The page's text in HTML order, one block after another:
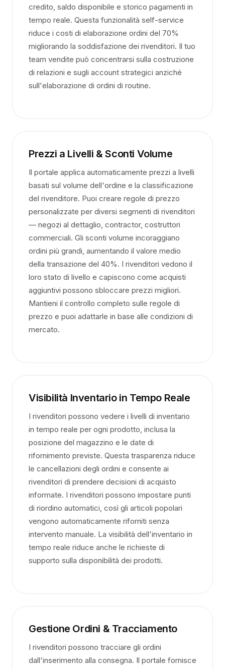
credito, saldo disponibile e storico pagamenti in
tempo reale. Questa funzionalità self-service
riduce i costi di elaborazione ordini del 70%
migliorando la soddisfazione dei rivenditori. Il tuo
team vendite può concentrarsi sulla costruzione
di relazioni e sugli account strategici anziché
sull'elaborazione di ordini di routine.
Prezzi a Livelli & Sconti Volume
Il portale applica automaticamente prezzi a livelli
basati sul volume dell'ordine e la classificazione
del rivenditore. Puoi creare regole di prezzo
personalizzate per diversi segmenti di rivenditori
— negozi al dettaglio, contractor, costruttori
commerciali. Gli sconti volume incoraggiano
ordini più grandi, aumentando il valore medio
della transazione del 40%. I rivenditori vedono il
loro stato di livello e capiscono come acquisti
aggiuntivi possono sbloccare prezzi migliori.
Mantieni il controllo completo sulle regole di
prezzo e puoi adattarle in base alle condizioni di
mercato.
Visibilità Inventario in Tempo Reale
I rivenditori possono vedere i livelli di inventario
in tempo reale per ogni prodotto, inclusa la
posizione del magazzino e le date di
rifornimento previste. Questa trasparenza riduce
le cancellazioni degli ordini e consente ai
rivenditori di prendere decisioni di acquisto
informate. I rivenditori possono impostare punti
di riordino automatici, così gli articoli popolari
vengono automaticamente riforniti senza
intervento manuale. La visibilità dell'inventario in
tempo reale riduce anche le richieste di
supporto sulla disponibilità dei prodotti.
Gestione Ordini & Tracciamento
I rivenditori possono tracciare gli ordini
dall'inserimento alla consegna. Il portale fornisce